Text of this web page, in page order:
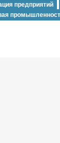
предприятий